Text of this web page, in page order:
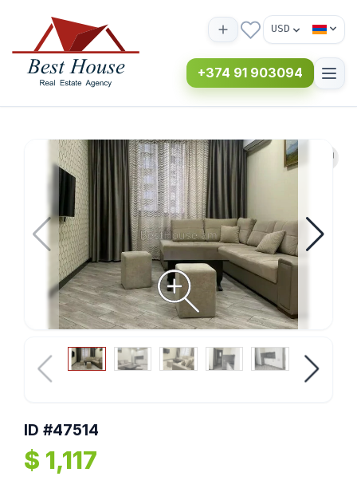
USD
+374 91 903094
ID #47514
$ 1,117